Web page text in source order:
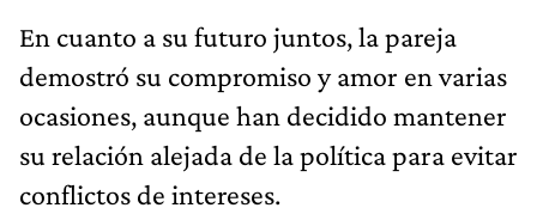
En cuanto a su futuro juntos, la pareja
demostró su compromiso y amor en varias
ocasiones, aunque han decidido mantener
su relación alejada de la política para evitar
conflictos de intereses.